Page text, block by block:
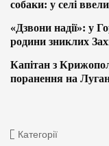
собаки: у селі
«Дзвони надії»: у
родини зниклих
Капітан з
поранення на
Категорії